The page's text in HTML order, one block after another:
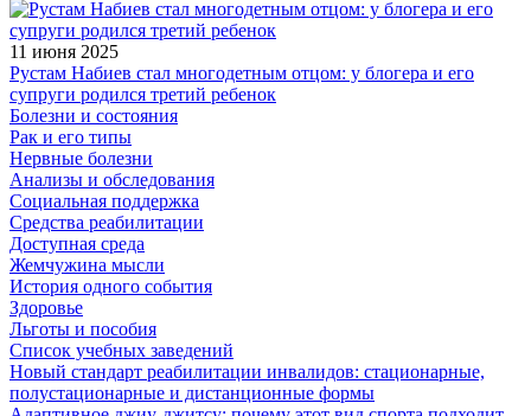
11 июня 2025
Рустам Набиев стал многодетным отцом: у блогера и его
супруги родился третий ребенок
Болезни и состояния
Рак и его типы
Нервные болезни
Анализы и обследования
Социальная поддержка
Средства реабилитации
Доступная среда
Жемчужина мысли
История одного события
Здоровье
Льготы и пособия
Список учебных заведений
Новый стандарт реабилитации инвалидов: стационарные,
полустационарные и дистанционные формы